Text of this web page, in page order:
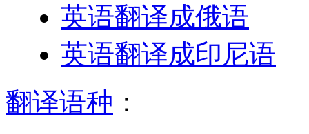
英语翻译成俄语
英语翻译成印尼语
翻译语种 ：